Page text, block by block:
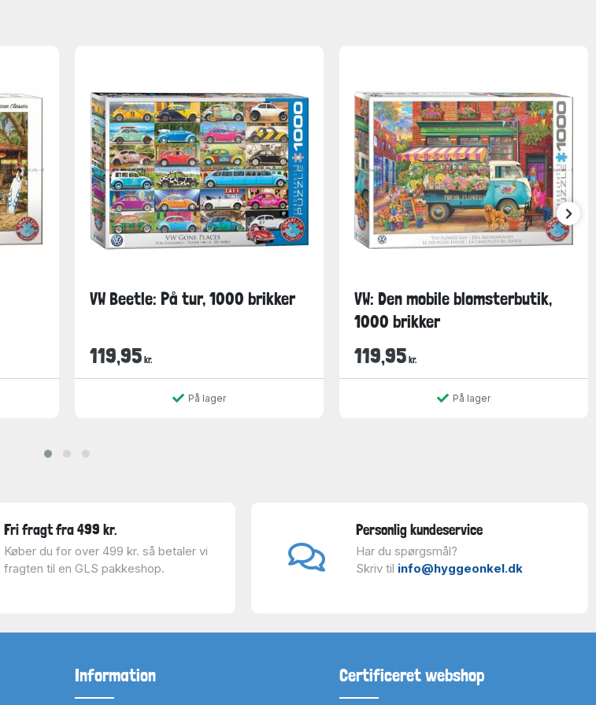
VW Beetle: På tur, 1000 brikker
119,95 kr.
På lager
VW: Den mobile blomsterbutik,
1000 brikker
119,95 kr.
På lager
Fri fragt fra 499 kr.
Køber du for over 499 kr. så betaler vi
fragten til en GLS pakkeshop.
Personlig kundeservice
Har du spørgsmål?
Skriv til info@hyggeonkel.dk
Information Certificeret webshop